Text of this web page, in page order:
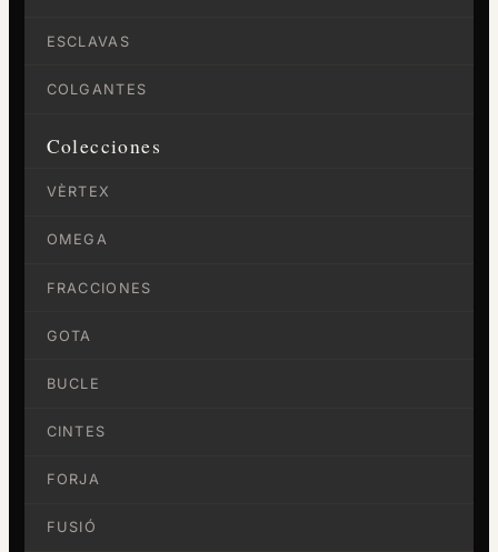
ESCLAVAS
COLGANTES
Colecciones
VÈRTEX
OMEGA
FRACCIONES
GOTA
BUCLE
CINTES
FORJA
FUSIÓ